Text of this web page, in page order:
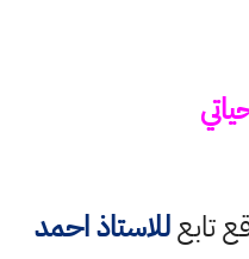
تابعللاستاذ احمد